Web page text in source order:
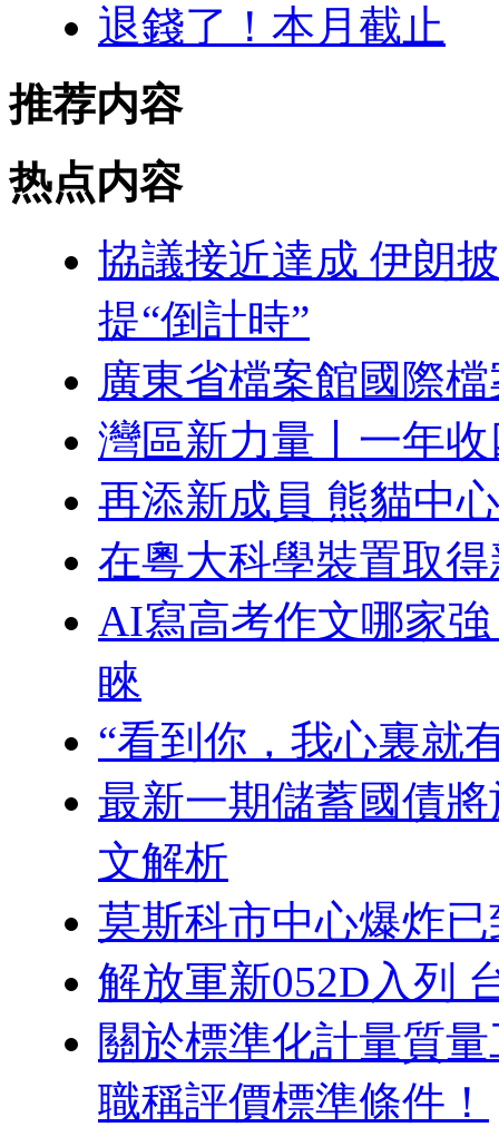
退錢了！本月截止
推荐内容
热点内容
協議接近達成 伊朗
提“倒計時”
廣東省檔案館國際
灣區新力量丨一年
再添新成員 熊貓中
在粵大科學裝置取
AI寫高考作文哪家
睞
“看到你，我心裏就
最新一期儲蓄國債
文解析
莫斯科市中心爆炸
解放軍新052D入列
關於標準化計量質
職稱評價標準條件！